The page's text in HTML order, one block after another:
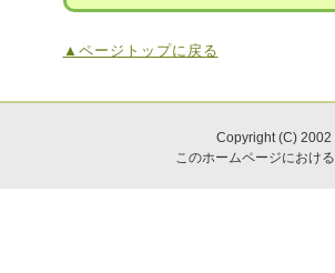
▲ページトップに戻る
Copyright (C)
このホームページにおけ